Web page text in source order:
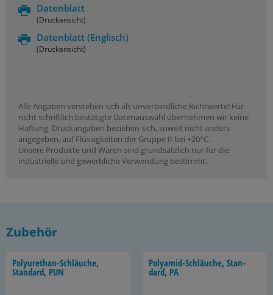
Datenblatt
(Druckansicht)
Datenblatt (Englisch)
(Druckansicht)
Alle Angaben verstehen sich als unverbindliche Richtwerte! Für
nicht schriftlich bestätigte Datenauswahl übernehmen wir keine
Haftung. Druckangaben beziehen sich, soweit nicht anders
angegeben, auf Flüssigkeiten der Gruppe II bei +20°C.
Unsere Produkte und Waren sind grundsätzlich nur für die
industrielle und gewerbliche Verwendung bestimmt.
Zubehör
Polyurethan-​Schläuche,
Stan­dard, PUN
Polyamid-​Schläuche, Stan­
dard, PA